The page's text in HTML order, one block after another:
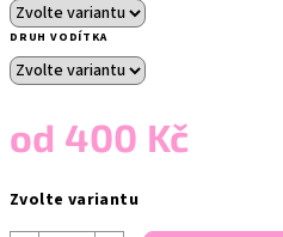
DRUH VODÍTKA
od 400 Kč
cena:
Zvolte variantu